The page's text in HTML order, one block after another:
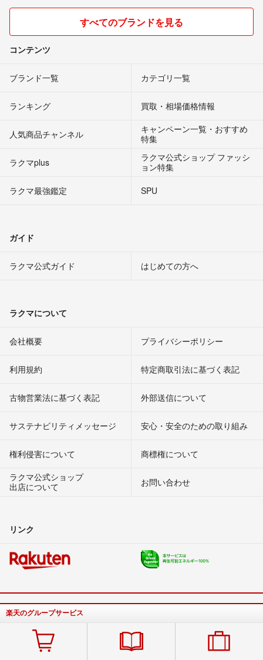
すべてのブランドを見る
コンテンツ
ブランド一覧 カテゴリ一覧
ランキング 買取・相場価格情報
人気商品チャンネル
キャンペーン一覧・おすすめ
特集
ラクマplus
ラクマ公式ショップ ファッシ
ョン特集
ラクマ最強鑑定
SPU
ガイド
ラクマ公式ガイド はじめての方へ
ラクマについて
会社概要 プライバシーポリシー
利用規約 特定商取引法に基づく表記
古物営業法に基づく表記 外部送信について
サステナビリティメッセージ 安心・安全のための取り組み
権利侵害について
商標権について
ラクマ公式ショップ
出店について
お問い合わせ
リンク
楽天のグループサービス